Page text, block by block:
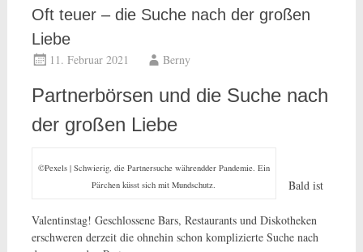
Oft teuer – die Suche nach der großen
Liebe
11. Februar 2021 Berny
Partnerbörsen und die Suche nach
der großen Liebe
©Pexels | Schwierig, die Partnersuche währendder Pandemie. Ein
Pärchen küsst sich mit Mundschutz.
Bald ist
Valentinstag! Geschlossene Bars, Restaurants und Diskotheken
erschweren derzeit die ohnehin schon komplizierte Suche nach